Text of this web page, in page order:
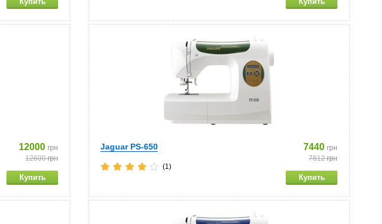
12000 грн
12600грн
Jaguar PS-650 7440 грн
7812грн
(1)